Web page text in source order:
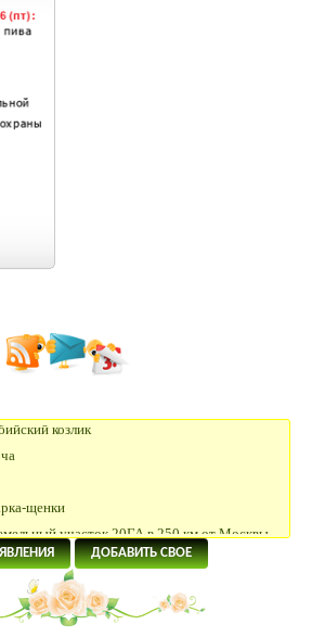
козлик
цыплята
семья
семья
цыплята
ДОБАВИТЬ СВОЕ